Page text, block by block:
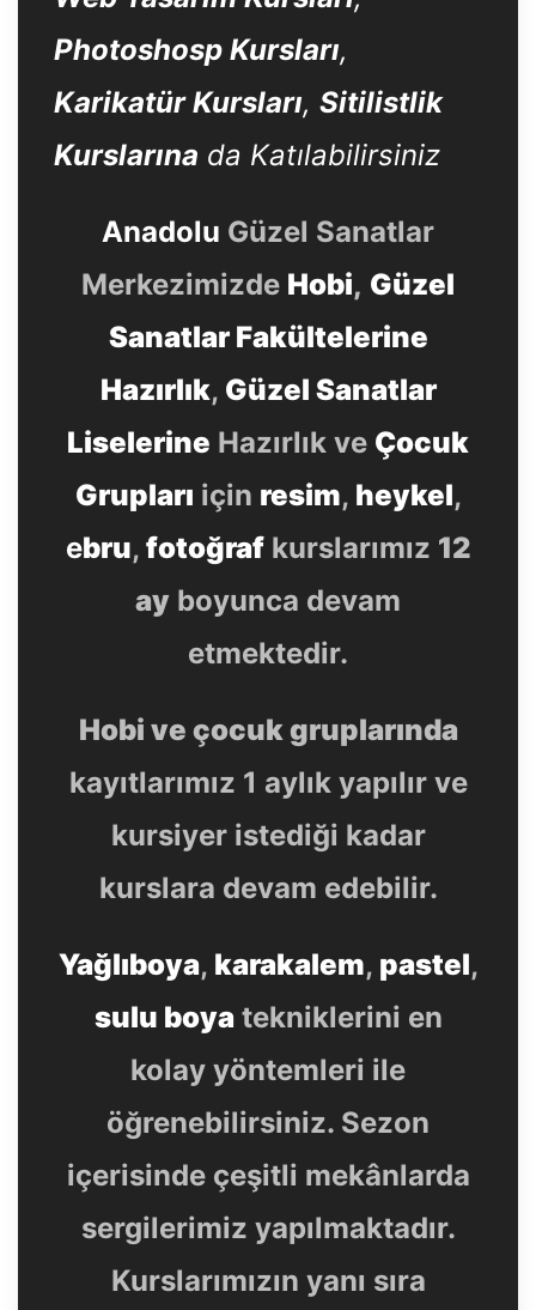
Photoshosp Kursları,
Karikatür Kursları, Sitilistlik
Kurslarına da Katılabilirsiniz
Anadolu Güzel Sanatlar
Merkezimizde Hobi, Güzel
Sanatlar Fakültelerine
Hazırlık, Güzel Sanatlar
Liselerine Hazırlık ve Çocuk
Grupları için resim, heykel,
ebru, fotoğrafkurslarımız 12
ay boyunca devam
etmektedir.
Hobi ve çocuk gruplarında
kayıtlarımız 1 aylık yapılır ve
kursiyer istediği kadar
kurslara devam edebilir.
Yağlıboya, karakalem, pastel,
sulu boyatekniklerini en
kolay yöntemleri ile
öğrenebilirsiniz. Sezon
içerisinde çeşitli mekânlarda
sergilerimiz yapılmaktadır.
Kurslarımızın yanı sıra